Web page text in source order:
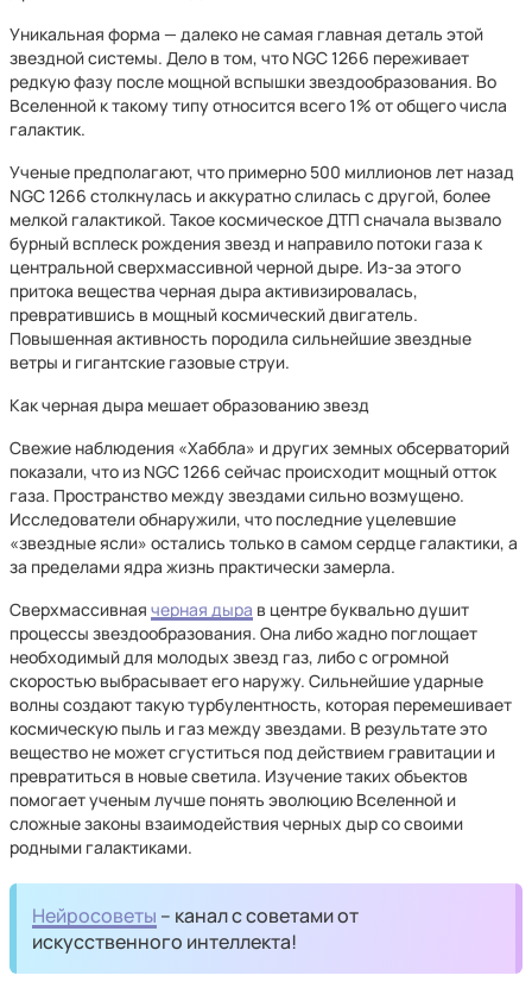
Уникальная форма — далеко не самая главная деталь этой
звездной системы. Дело в том, что NGC 1266 переживает
редкую фазу после мощной вспышки звездообразования. Во
Вселенной к такому типу относится всего 1% от общего числа
галактик.
Ученые предполагают, что примерно 500 миллионов лет назад
NGC 1266 столкнулась и аккуратно слилась с другой, более
мелкой галактикой. Такое космическое ДТП сначала вызвало
бурный всплеск рождения звезд и направило потоки газа к
центральной сверхмассивной черной дыре. Из-за этого
притока вещества черная дыра активизировалась,
превратившись в мощный космический двигатель.
Повышенная активность породила сильнейшие звездные
ветры и гигантские газовые струи.
Как черная дыра мешает образованию звезд
Свежие наблюдения «Хаббла» и других земных обсерваторий
показали, что из NGC 1266 сейчас происходит мощный отток
газа. Пространство между звездами сильно возмущено.
Исследователи обнаружили, что последние уцелевшие
«звездные ясли» остались только в самом сердце галактики, а
за пределами ядра жизнь практически замерла.
Сверхмассивная черная дыра в центре буквально душит
процессы звездообразования. Она либо жадно поглощает
необходимый для молодых звезд газ, либо с огромной
скоростью выбрасывает его наружу. Сильнейшие ударные
волны создают такую турбулентность, которая перемешивает
космическую пыль и газ между звездами. В результате это
вещество не может сгуститься под действием гравитации и
превратиться в новые светила. Изучение таких объектов
помогает ученым лучше понять эволюцию Вселенной и
сложные законы взаимодействия черных дыр со своими
родными галактиками.
Нейросоветы – канал с советами от
искусственного интеллекта!